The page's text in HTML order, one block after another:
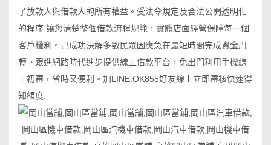
了放款人與借款人的所有權益。受法令規定及合法公開透明化
的程序,讓您清楚整個借款流程規範，實體店面經營保障每一個
客戶權利。己成功決解多數民眾因應急在最短時間完成資金周
轉。跟進網路時代進步提供線上借款平台，免出門利用手機線
上初審，省時又便利。加LINE:OK855好友線上立即審核快速得
知額度.